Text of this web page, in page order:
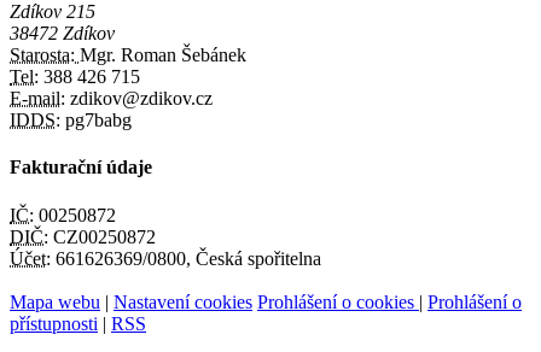
Zdíkov 215
38472 Zdíkov
Starosta: Mgr. Roman Šebánek
Tel: 388 426 715
E-mail: zdikov@zdikov.cz
IDDS: pg7babg
Fakturační údaje
IČ: 00250872
DIČ: CZ00250872
Účet: 661626369/0800, Česká spořitelna
Mapa webu | Nastavení cookies Prohlášení o cookies | Prohlášení o
přístupnosti | RSS